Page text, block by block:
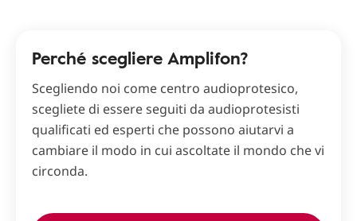
Perché scegliere Amplifon?
Scegliendo noi come centro audioprotesico,
scegliete di essere seguiti da audioprotesisti
qualificati ed esperti che possono aiutarvi a
cambiare il modo in cui ascoltate il mondo che vi
circonda.